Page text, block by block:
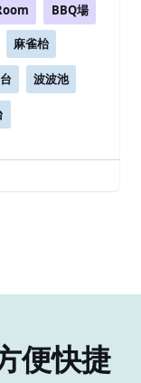
BBQ場
麻雀枱
波波池
便快捷